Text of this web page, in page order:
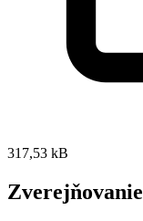
317,53 kB
Zverejňovanie